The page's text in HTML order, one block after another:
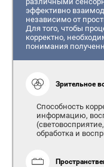
эффективно
независимо от
Для того, чтобы
корректно,
понимания
Зрительное
Способность
информацию,
обработка и